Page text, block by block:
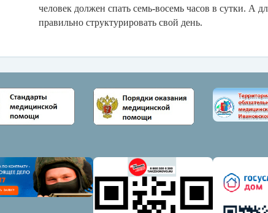
человек должен спать семь-восемь часов в сутки. А
правильно структурировать свой день.